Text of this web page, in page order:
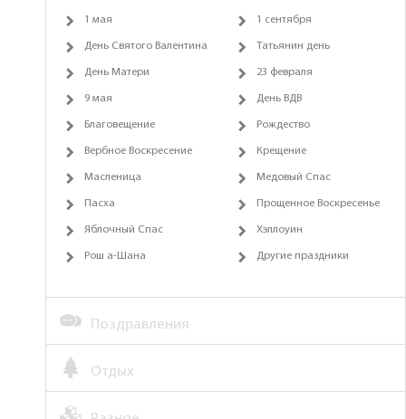
1 мая 1 сентября
День Святого Валентина Татьянин день
День Матери 23 февраля
9 мая День ВДВ
Благовещение Рождество
Вербное Воскресение Крещение
Масленица Медовый Спас
Пасха Прощенное Воскресенье
Яблочный Спас Хэллоуин
Рош а-Шана Другие праздники
Поздравления
Отдых